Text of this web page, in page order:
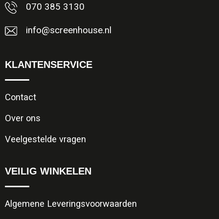
Jassen
Been- en voetbescherming
Schorten en Sloven
Hygiëne en Persoonlijke verzorging
Reistassen
Koffers en Trolleys
Boodschappentassen
Matrozentassen
Tablettassen
Heuptassen
070 385 3130
info@screenhouse.nl
KLANTENSERVICE
Contact
Over ons
Veelgestelde vragen
VEILIG WINKELEN
Algemene Leveringsvoorwaarden